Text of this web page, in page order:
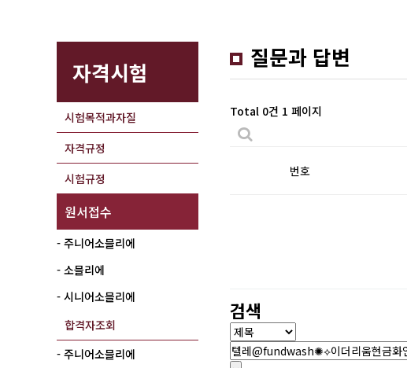
자격시험
시험목적과자질
자격규정
시험규정
원서접수
- 주니어소믈리에
- 소믈리에
- 시니어소믈리에
합격자조회
- 주니어소믈리에
질문과 답변
Total 0건 1 페이지
번호
검색